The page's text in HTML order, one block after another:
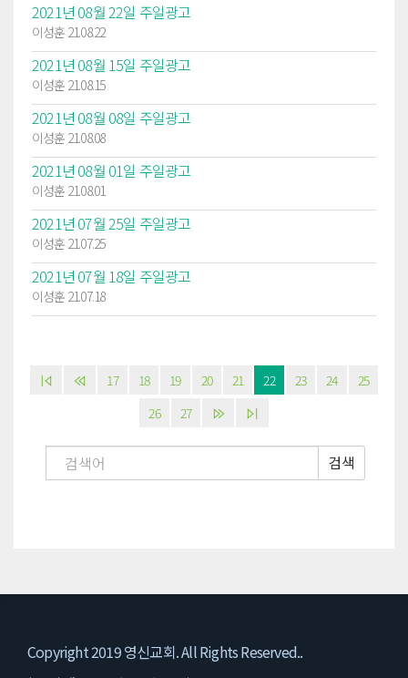
2021년 08월 22일 주일광고
이성훈 21.08.22
2021년 08월 15일 주일광고
이성훈 21.08.15
2021년 08월 08일 주일광고
이성훈 21.08.08
2021년 08월 01일 주일광고
이성훈 21.08.01
2021년 07월 25일 주일광고
이성훈 21.07.25
2021년 07월 18일 주일광고
이성훈 21.07.18
17 18 19 20 21 22 23 24
25
26
27
검색
Copyright 2019 영신교회. All Rights Reserved..